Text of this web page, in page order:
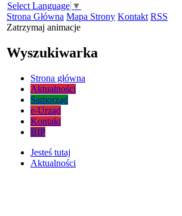
Select Language ▼
Strona Główna Mapa Strony Kontakt RSS
Zatrzymaj animacje
Wyszukiwarka
Strona główna
Aktualności
Samorząd
e-Urząd
Kontakt
BIP
Jesteś tutaj
Aktualności